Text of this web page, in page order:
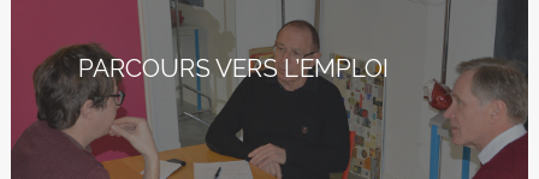
PARCOURS VERS L’EMPLOI